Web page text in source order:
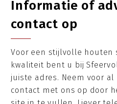
Informatie of
contact op
Voor een stijlvolle houten
kwaliteit bent u bij
juiste adres. Neem voor al
contact met ons op door